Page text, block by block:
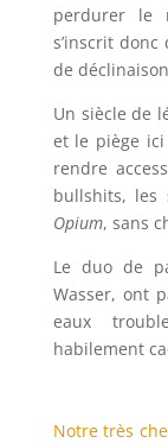
perdurer le
s’inscrit
de
Un siècle de
et le piège
rendre
bullshits, les
Opium, sans
Le duo de
Wasser, ont
eaux
habilement
Notre très